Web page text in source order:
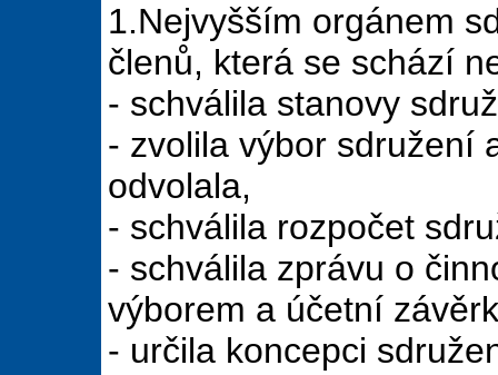
1.Nejvyšším orgánem
členů, která se schází
- schválila stanovy
- zvolila výbor sdružení
odvolala,
- schválila rozpočet
- schválila zprávu o
výborem a účetní
- určila koncepci